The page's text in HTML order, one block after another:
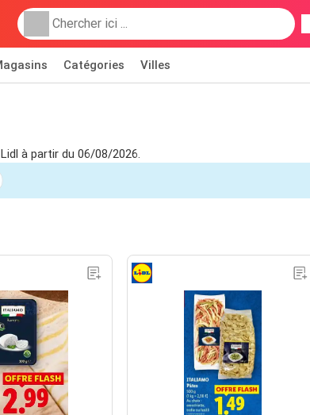
Catégories Villes
à partir du 06/08/2026.